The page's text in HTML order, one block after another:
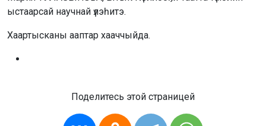
ыстаарсай научнай үлэһитэ.
Хаартысканы ааптар хааччыйда.
Поделитесь этой страницей